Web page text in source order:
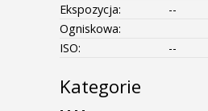
Ekspozycja:
--
Ogniskowa:
ISO:
--
Kategorie